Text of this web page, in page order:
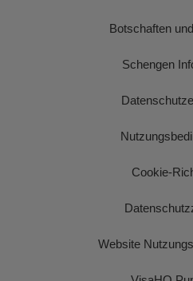
Botschaften
Schengen
Cookie-
Website